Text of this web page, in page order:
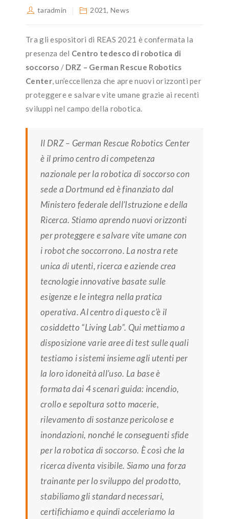
taradmin 2021,News
Tra gli espositori di REAS 2021 è confermata la
presenza del Centro tedesco di robotica di
soccorso / DRZ – German Rescue Robotics
Center, un’eccellenza che apre nuovi orizzonti per
proteggere e salvare vite umane grazie ai recenti
sviluppi nel campo della robotica.
Il DRZ – German Rescue Robotics Center
è il primo centro di competenza
nazionale per la robotica di soccorso con
sede a Dortmund ed è finanziato dal
Ministero federale dell’Istruzione e della
Ricerca. Stiamo aprendo nuovi orizzonti
per proteggere e salvare vite umane con
i robot che soccorrono. La nostra rete
unica di utenti, ricerca e aziende crea
tecnologie innovative basate sulle
esigenze e le integra nella pratica
operativa. Al centro di questo c’è il
cosiddetto “Living Lab”. Qui mettiamo a
disposizione varie aree di test sulle quali
testiamo i sistemi insieme agli utenti per
la loro idoneità all’uso. La base è
formata dai 4 scenari guida: incendio,
crollo e sepoltura sotto macerie,
rilevamento di sostanze pericolose e
inondazioni, nonché le conseguenti sfide
per la robotica di soccorso. È così che la
ricerca diventa visibile. Siamo una forza
trainante per lo sviluppo del prodotto,
stabiliamo gli standard necessari,
certifichiamo e quindi acceleriamo la